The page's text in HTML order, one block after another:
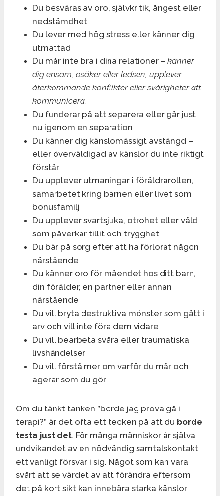
Du besväras av oro, självkritik, ångest eller
nedstämdhet
Du lever med hög stress eller känner dig
utmattad
Du mår inte bra i dina relationer – känner
dig ensam, osäker eller ledsen, upplever
återkommande konflikter eller svårigheter att
kommunicera.
Du funderar på att separera eller går just
nu igenom en separation
Du känner dig känslomässigt avstängd –
eller överväldigad av känslor du inte riktigt
förstår
Du upplever utmaningar i föräldrarollen,
samarbetet kring barnen eller livet som
bonusfamilj
Du upplever svartsjuka, otrohet eller våld
som påverkar tillit och trygghet
Du bär på sorg efter att ha förlorat någon
närstående
Du känner oro för måendet hos ditt barn,
din förälder, en partner eller annan
närstående
Du vill bryta destruktiva mönster som gått i
arv och vill inte föra dem vidare
Du vill bearbeta svåra eller traumatiska
livshändelser
Du vill förstå mer om varför du mår och
agerar som du gör
Om du tänkt tanken ”borde jag prova gå i
terapi?” är det ofta ett tecken på att du borde
testa just det. För många människor är själva
undvikandet av en nödvändig samtalskontakt
ett vanligt försvar i sig. Något som kan vara
svårt att se värdet av att förändra eftersom
det på kort sikt kan innebära starka känslor